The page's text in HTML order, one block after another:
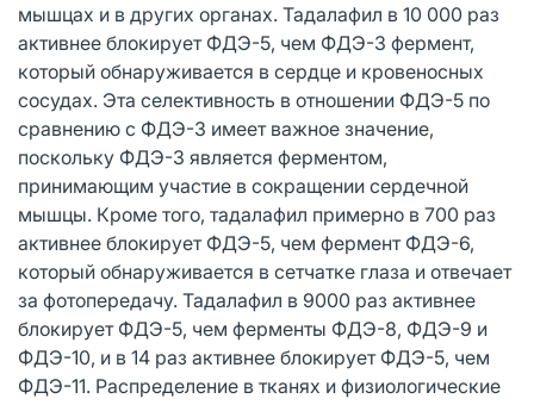
мышцах и в других органах. Тадалафил в 10 000 раз
активнее блокирует ФДЭ-5, чем ФДЭ-3 фермент,
который обнаруживается в сердце и кровеносных
сосудах. Эта селективность в отношении ФДЭ-5 по
сравнению с ФДЭ-3 имеет важное значение,
поскольку ФДЭ-3 является ферментом,
принимающим участие в сокращении сердечной
мышцы. Кроме того, тадалафил примерно в 700 раз
активнее блокирует ФДЭ-5, чем фермент ФДЭ-6,
который обнаруживается в сетчатке глаза и отвечает
за фотопередачу. Тадалафил в 9000 раз активнее
блокирует ФДЭ-5, чем ферменты ФДЭ-8, ФДЭ-9 и
ФДЭ-10, и в 14 раз активнее блокирует ФДЭ-5, чем
ФДЭ-11. Распределение в тканях и физиологические